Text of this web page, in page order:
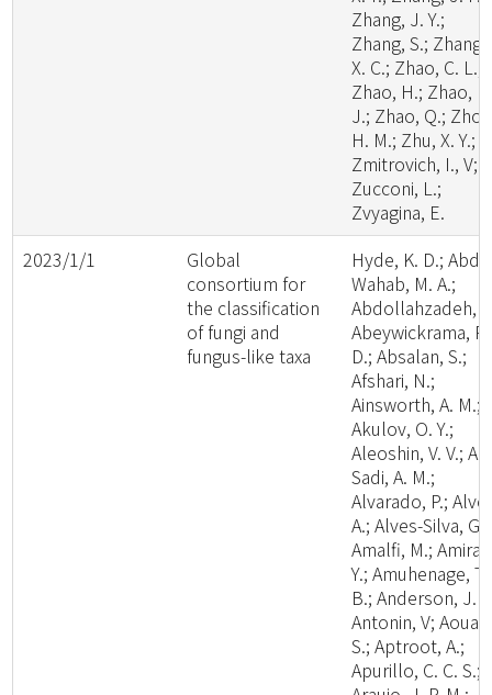
Zhang, J. Y.;
Zhang, S.; Zhang,
X. C.; Zhao, C. L.;
Zhao, H.; Zhao,
J.; Zhao, Q.;
H. M.; Zhu, X. Y.;
Zmitrovich, I., V;
Zucconi, L.;
Zvyagina, E.
2023/1/1
Global
consortium for
the classification
of fungi and
fungus-like taxa
Hyde, K. D.;
Wahab, M. A.;
Abdollahzadeh,
Abeywickrama, P.
D.; Absalan, S.;
Afshari, N.;
Ainsworth, A. M.;
Akulov, O. Y.;
Aleoshin, V. V.; Al-
Sadi, A. M.;
Alvarado, P.;
A.; Alves-Silva, G.;
Amalfi, M.; Amira,
Y.; Amuhenage, T.
B.; Anderson, J.
Antonin, V; Aouali,
S.; Aptroot, A.;
Apurillo, C. C. S.;